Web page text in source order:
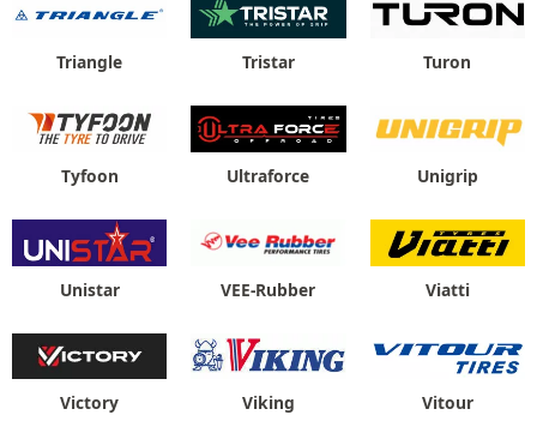
Triangle Tristar Turon
Tyfoon Ultraforce Unigrip
Unistar VEE-Rubber Viatti
Victory Viking Vitour